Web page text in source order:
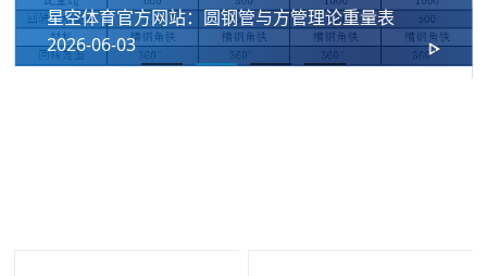
星空体育官方网站：圆钢管与方管理论重量表
2026-06-03